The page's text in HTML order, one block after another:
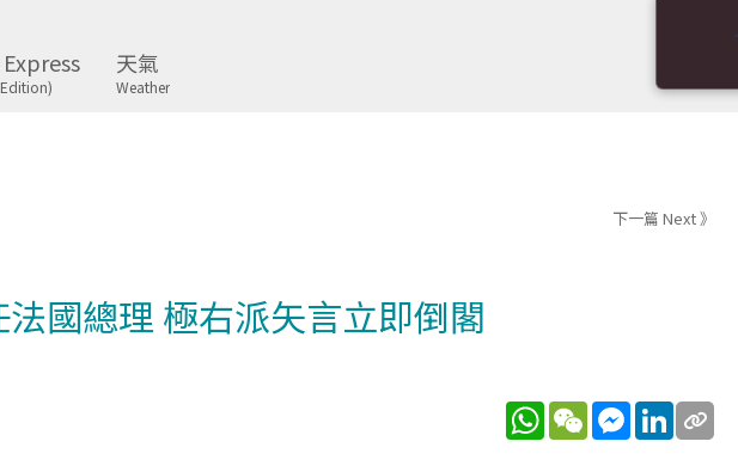
天氣
Weather
下一篇 Next 》
國總理 極右派矢言立即倒閣
WhatsApp
WeChatMessenger
LinkedIn